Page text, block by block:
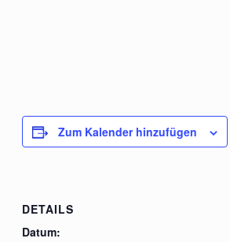
Zum Kalender hinzufügen
DETAILS
Datum: